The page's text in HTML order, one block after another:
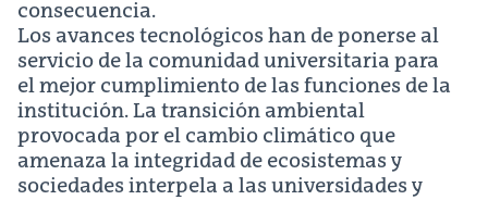
consecuencia.
Los avances tecnológicos han de ponerse al
servicio de la comunidad universitaria para
el mejor cumplimiento de las funciones de la
institución. La transición ambiental
provocada por el cambio climático que
amenaza la integridad de ecosistemas y
sociedades interpela a las universidades y